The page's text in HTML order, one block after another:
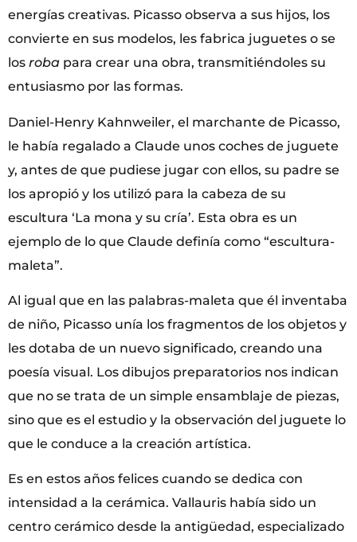
energías creativas. Picasso observa a sus hijos, los
convierte en sus modelos, les fabrica juguetes o se
los roba para crear una obra, transmitiéndoles su
entusiasmo por las formas.
Daniel-Henry Kahnweiler, el marchante de Picasso,
le había regalado a Claude unos coches de juguete
y, antes de que pudiese jugar con ellos, su padre se
los apropió y los utilizó para la cabeza de su
escultura ‘La mona y su cría’. Esta obra es un
ejemplo de lo que Claude definía como “escultura-
maleta”.
Al igual que en las palabras-maleta que él inventaba
de niño, Picasso unía los fragmentos de los objetos y
les dotaba de un nuevo significado, creando una
poesía visual. Los dibujos preparatorios nos indican
que no se trata de un simple ensamblaje de piezas,
sino que es el estudio y la observación del juguete lo
que le conduce a la creación artística.
Es en estos años felices cuando se dedica con
intensidad a la cerámica. Vallauris había sido un
centro cerámico desde la antigüedad, especializado